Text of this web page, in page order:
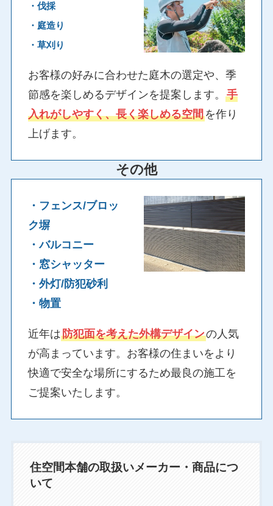
・伐採
・庭造り
・草刈り
お客様の好みに合わせた庭木の選定や、季
節感を楽しめるデザインを提案します。 手
入れがしやすく、長く楽しめる空間を作り
上げます。
その他
・フェンス/ブロッ
ク塀
・バルコニー
・窓シャッター
・外灯/防犯砂利
・物置
近年は防犯面を考えた外構デザインの人気
が高まっています。お客様の住まいをより
快適で安全な場所にするため最良の施工を
ご提案いたします。
住空間本舗の取扱いメーカー・商品につ
いて